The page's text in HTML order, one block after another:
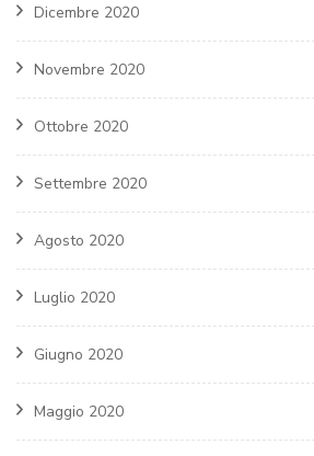
Dicembre 2020
Novembre 2020
Ottobre 2020
Settembre 2020
Agosto 2020
Luglio 2020
Giugno 2020
Maggio 2020